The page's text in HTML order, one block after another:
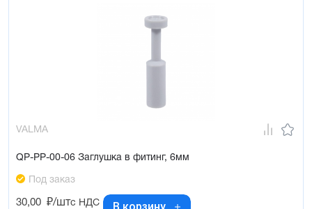
VALMA
QP-PP-00-06 Заглушка в фитинг, 6мм
Под заказ
30,00 ₽/штс НДС